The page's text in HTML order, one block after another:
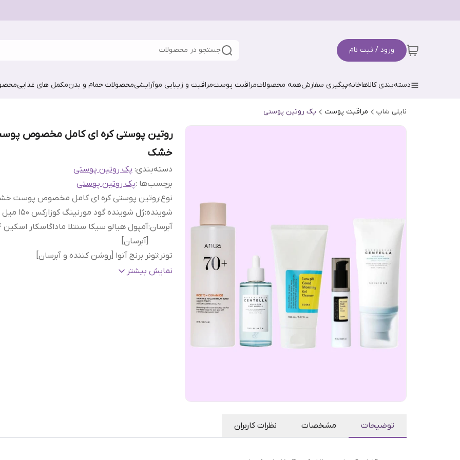
ورود / ثبت نام جستجو در محصولات
دسته‌بندی کالاهاخانهپیگیری سفارشهمه محصولاتمراقبت پوستمراقبت و زیبایی موآرایشیمحصولات حمام و بدنمکمل های غذایی
نایلی شاپ مراقبت پوست پک روتین پوستی
روتین پوستی کره ای کامل مخصوص
خشک
دسته‌بندی:پک روتین پوستی
برچسب‌ها :پک روتین پوستی
نوع:روتین پوستی کره ای کامل مخصوص پوست
شوینده:ژل شوینده گود مورنینگ کوزارکس 150 میل
آبرسان:
[آبرسان]
تونر :تونر برنج آنوا [روشن کننده و آبرسان]
ضد
نمایش بیشتر
توضیحات مشخصات نظرات کاربران